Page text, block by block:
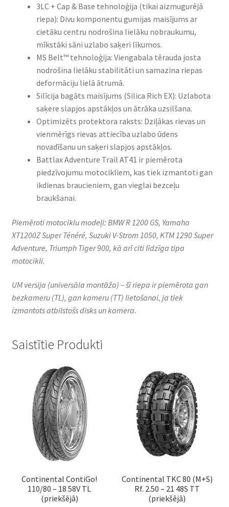
3LC + Cap & Base tehnoloģija (tikai aizmugurējā
riepa): Divu komponentu gumijas maisījums ar
cietāku centru nodrošina lielāku nobraukumu,
mīkstāki sāni uzlabo saķeri līkumos.​
MS Belt™ tehnoloģija: Viengabala tērauda josta
nodrošina lielāku stabilitāti un samazina riepas
deformāciju lielā ātrumā.​
Silīcija bagāts maisījums (Silica Rich EX): Uzlabota
saķere slapjos apstākļos un ātrāka uzsilšana.​
Optimizēts protektora raksts: Dziļākas rievas un
vienmērīgs rievas attiecība uzlabo ūdens
novadīšanu un saķeri slapjos apstākļos.​
Battlax Adventure Trail AT41 ir piemērota
piedzīvojumu motocikliem, kas tiek izmantoti gan
ikdienas braucieniem, gan vieglai bezceļu
braukšanai.
Piemēroti motociklu modeļi: BMW R 1200 GS, Yamaha
XT1200Z Super Ténéré, Suzuki V-Strom 1050, KTM 1290 Super
Adventure, Triumph Tiger 900, kā arī citi līdzīga tipa
motocikli.​
UM versija (universāla montāža) – šī riepa ir piemērota gan
bezkameru (TL), gan kameru (TT) lietošanai, ja tiek
izmantots atbilstošs disks un kamera.
Saistītie Produkti
Continental ContiGo!
110/80 – 18 58V TL
(priekšējā)
Continental TKC 80 (M+S)
Rf. 2.50 – 21 48S TT
(priekšējā)